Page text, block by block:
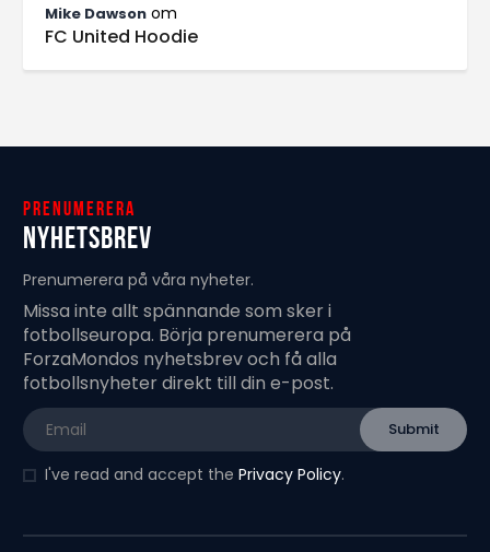
Mike Dawson om
FC United Hoodie
Prenumerera
Nyhetsbrev
Prenumerera på våra nyheter.
Missa inte allt spännande som sker i
fotbollseuropa. Börja prenumerera på
ForzaMondos nyhetsbrev och få alla
fotbollsnyheter direkt till din e-post.
I've read and accept the Privacy Policy.